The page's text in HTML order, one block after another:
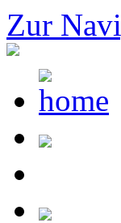
Zur